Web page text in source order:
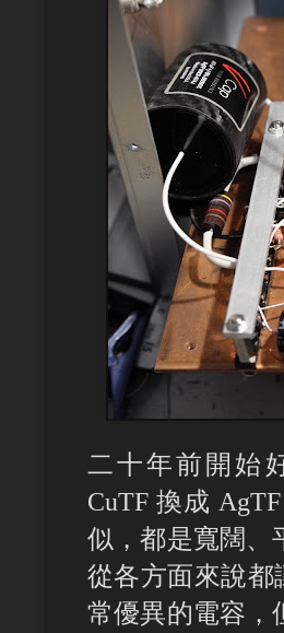
二十年前開始
CuTF 換成
似，都是寬闊、
從各方面來說都
常優異的電容，